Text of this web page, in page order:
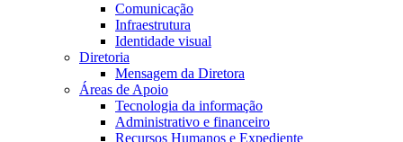
Comunicação
Infraestrutura
Identidade visual
Diretoria
Mensagem da Diretora
Áreas de Apoio
Tecnologia da informação
Administrativo e financeiro
Recursos Humanos e Expediente